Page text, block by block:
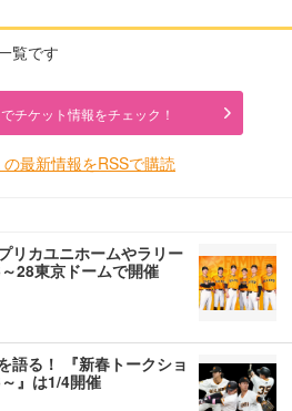
覧です
チケット情報をチェック！
最新情報をRSSで購読
リカユニホームやラリー
28東京ドームで開催
語る！ 『新春トークショ
』は1/4開催